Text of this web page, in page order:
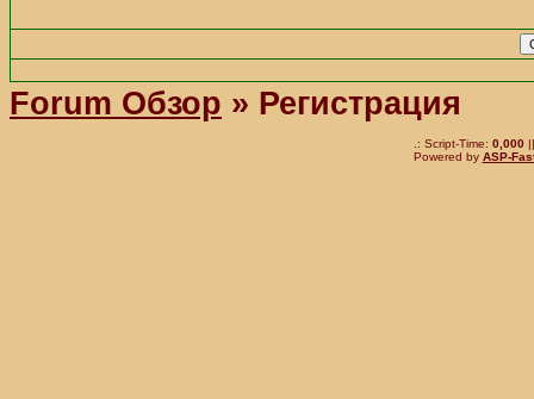
Forum Обзор » Регистрация
.: Script-Time: 0,000||
Powered by ASP-